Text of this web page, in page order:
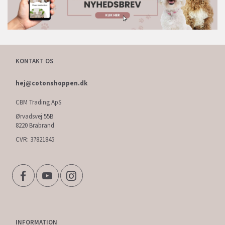
KONTAKT OS
hej@cotonshoppen.dk
CBM Trading ApS
Ørvadsvej 55B
8220 Brabrand
CVR: 37821845
INFORMATION